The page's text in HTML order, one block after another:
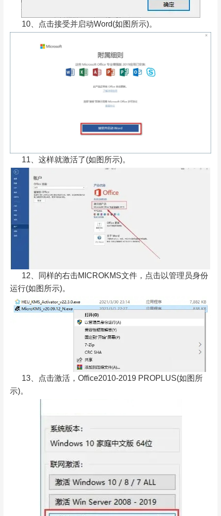
10、点击接受并启动Word(如图所示)。
11、这样就激活了(如图所示)。
12、同样的右击MICROKMS文件，点击以管理员身份
运行(如图所示)。
13、点击激活，Office2010-2019 PROPLUS(如图所
示)。